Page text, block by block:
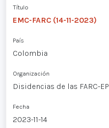
Título
EMC-FARC (14-11-2023)
País
Colombia
Organización
Disidencias de las FARC-EP
Fecha
2023-11-14